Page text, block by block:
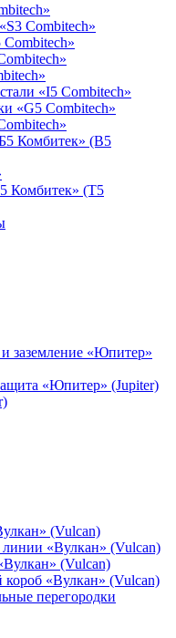
Combitech»
«I5 Combitech»
«G5 Combitech»
Комбитек» (B5
Комбитек» (T5
заземление «Юпитер»
«Юпитер» (Jupiter)
(Vulcan)
«Вулкан» (Vulcan)
(Vulcan)
«Вулкан» (Vulcan)
перегородки